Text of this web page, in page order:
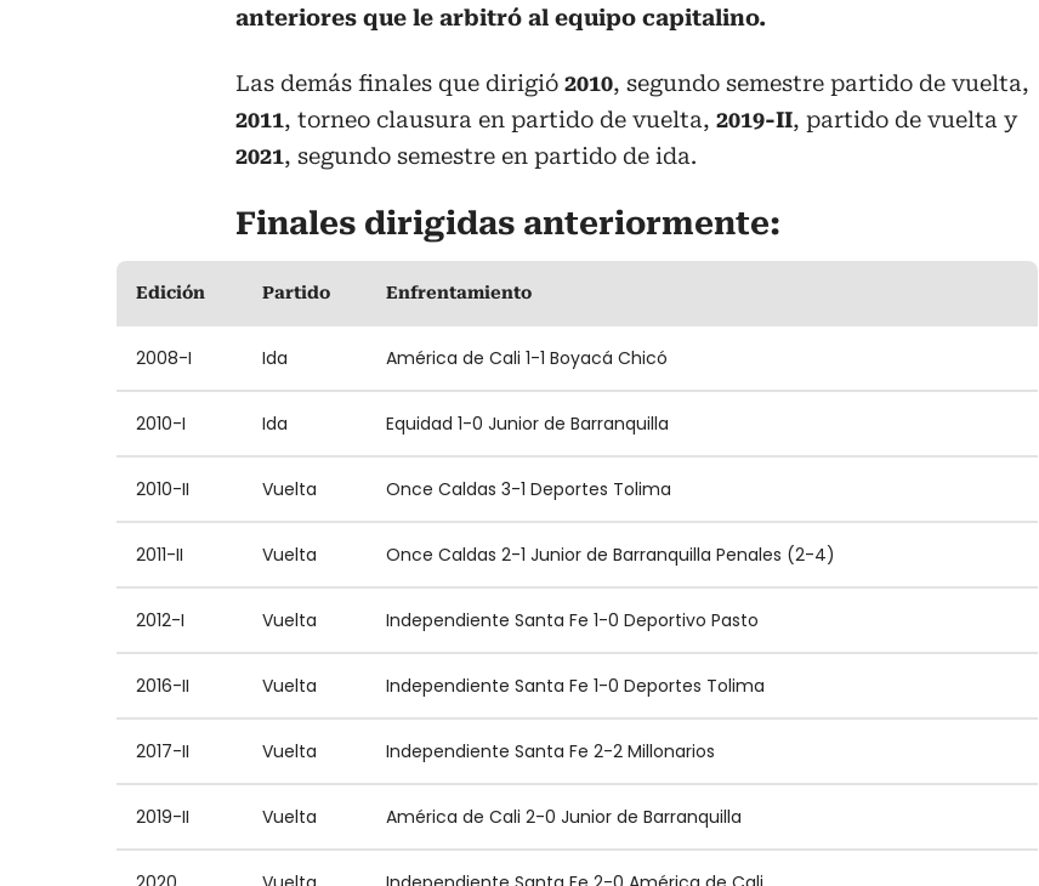
anteriores que le arbitró al equipo capitalino.
Las demás finales que dirigió 2010, segundo semestre partido de vuelta,
2011, torneo clausura en partido de vuelta, 2019-II, partido de vuelta y
2021, segundo semestre en partido de ida.
Finales dirigidas anteriormente:
Edición Partido Enfrentamiento
2008-I Ida América de Cali 1-1 Boyacá Chicó
2010-I Ida Equidad 1-0 Junior de Barranquilla
2010-II Vuelta Once Caldas 3-1 Deportes Tolima
2011-II Vuelta Once Caldas 2-1 Junior de Barranquilla Penales (2-4)
2012-I Vuelta Independiente Santa Fe 1-0 Deportivo Pasto
2016-II Vuelta Independiente Santa Fe 1-0 Deportes Tolima
2017-II Vuelta Independiente Santa Fe 2-2 Millonarios
2019-II Vuelta América de Cali 2-0 Junior de Barranquilla